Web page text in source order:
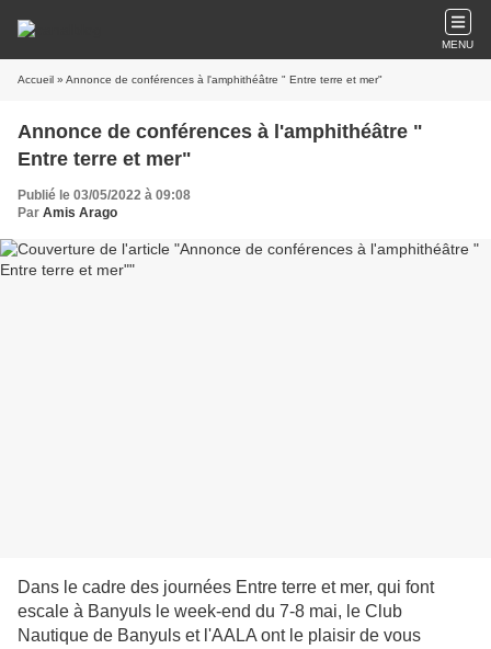
MENU
Accueil » Annonce de conférences à l'amphithéâtre " Entre terre et mer"
Annonce de conférences à l'amphithéâtre "
Entre terre et mer"
Publié le 03/05/2022 à 09:08
Par Amis Arago
Dans le cadre des journées Entre terre et mer, qui font
escale à Banyuls le week-end du 7-8 mai, le Club
Nautique de Banyuls et l'AALA ont le plaisir de vous